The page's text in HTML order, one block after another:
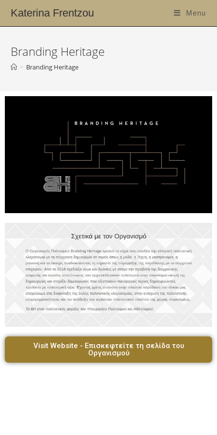
Katerina Frentzou Menu
Branding Heritage
> Branding Heritage
Visit Website - Επισκεφτείτε τη σελίδα του
Οργανισμού